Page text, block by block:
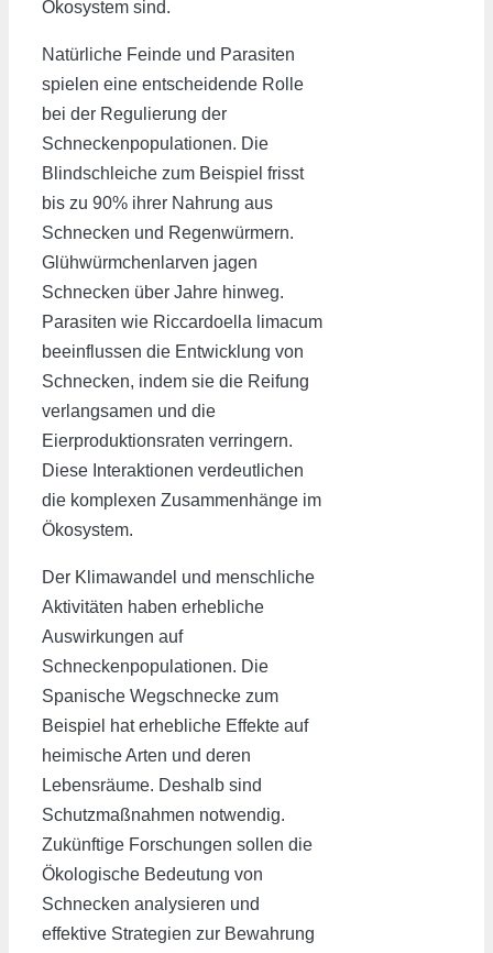
Ökosystem sind.
Natürliche Feinde und Parasiten
spielen eine entscheidende Rolle
bei der Regulierung der
Schneckenpopulationen. Die
Blindschleiche zum Beispiel frisst
bis zu 90% ihrer Nahrung aus
Schnecken und Regenwürmern.
Glühwürmchenlarven jagen
Schnecken über Jahre hinweg.
Parasiten wie Riccardoella limacum
beeinflussen die Entwicklung von
Schnecken, indem sie die Reifung
verlangsamen und die
Eierproduktionsraten verringern.
Diese Interaktionen verdeutlichen
die komplexen Zusammenhänge im
Ökosystem.
Der Klimawandel und menschliche
Aktivitäten haben erhebliche
Auswirkungen auf
Schneckenpopulationen. Die
Spanische Wegschnecke zum
Beispiel hat erhebliche Effekte auf
heimische Arten und deren
Lebensräume. Deshalb sind
Schutzmaßnahmen notwendig.
Zukünftige Forschungen sollen die
Ökologische Bedeutung von
Schnecken analysieren und
effektive Strategien zur Bewahrung